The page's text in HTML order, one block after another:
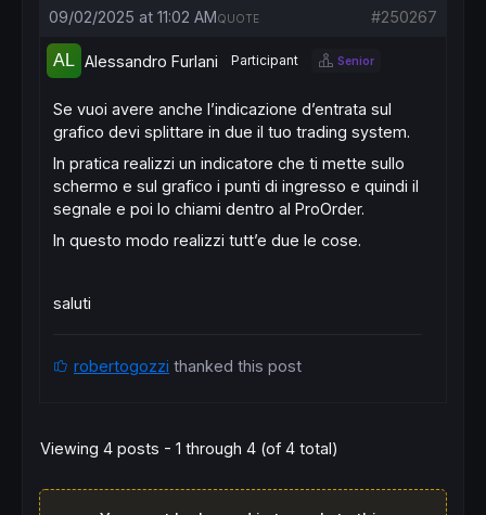
09/02/2025 at 11:02 AM #250267
QUOTE
Alessandro Furlani Participant Senior
Se vuoi avere anche l’indicazione d’entrata sul
grafico devi splittare in due il tuo trading system.
In pratica realizzi un indicatore che ti mette sullo
schermo e sul grafico i punti di ingresso e quindi il
segnale e poi lo chiami dentro al ProOrder.
In questo modo realizzi tutt’e due le cose.
saluti
robertogozzi thanked this post
Viewing 4 posts - 1 through 4 (of 4 total)